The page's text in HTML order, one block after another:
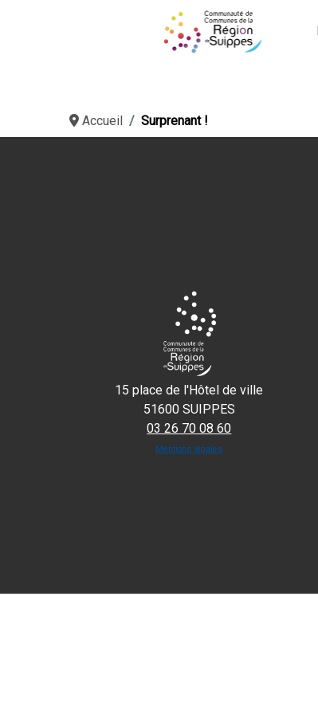
Accueil Surprenant !
15 place de l'Hôtel de ville
51600 SUIPPES
03 26 70 08 60
Mentions légales